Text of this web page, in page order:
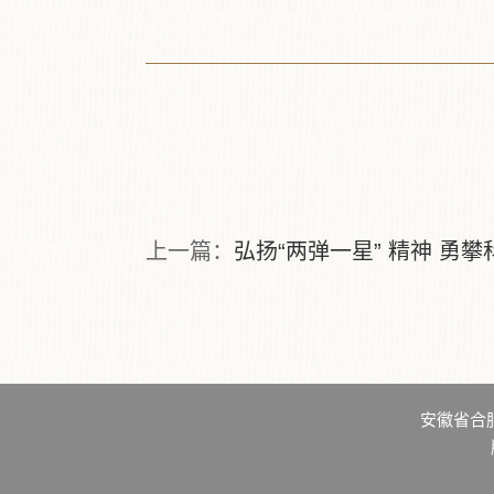
上一篇： 弘扬“两弹一星” 精神 勇攀
安徽省合